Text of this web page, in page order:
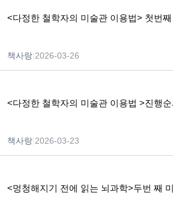
<다정한 철학자의 미술관 이용법> 첫번
책사랑 2026-03-26
<다정한 철학자의 미술관 이용법 >진행
책사랑 2026-03-23
<멍청해지기 전에 읽는 뇌과학>두번 째